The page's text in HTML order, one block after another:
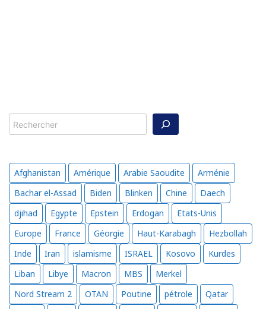
Rechercher
Afghanistan Amérique Arabie Saoudite
Arménie
Bachar el-Assad
Biden Blinken Chine
Daech
djihad
Egypte Epstein Erdogan
Etats-Unis
Europe
France Géorgie Haut-Karabagh
Hezbollah
Inde
Iran islamisme ISRAEL Kosovo
Kurdes
Liban
Libye Macron MBS
Merkel
Nord Stream 2
OTAN Poutine pétrole
Qatar